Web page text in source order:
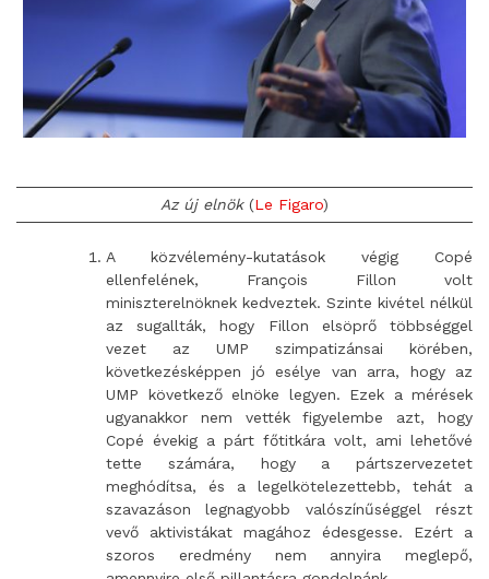
Az új elnök(Le Figaro)
A közvélemény-kutatások végig Copé
ellenfelének, François Fillon volt
miniszterelnöknek kedveztek. Szinte kivétel nélkül
az sugallták, hogy Fillon elsöprő többséggel
vezet az UMP szimpatizánsai körében,
következésképpen jó esélye van arra, hogy az
UMP következő elnöke legyen. Ezek a mérések
ugyanakkor nem vették figyelembe azt, hogy
Copé évekig a párt főtitkára volt, ami lehetővé
tette számára, hogy a pártszervezetet
meghódítsa, és a legelkötelezettebb, tehát a
szavazáson legnagyobb valószínűséggel részt
vevő aktivistákat magához édesgesse. Ezért a
szoros eredmény nem annyira meglepő,